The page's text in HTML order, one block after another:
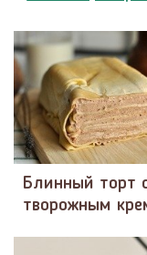
Блинный торт
творожным